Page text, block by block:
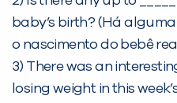
baby’s birth? (Há
o nascimento do bebê
3) There was an
losing weight in this